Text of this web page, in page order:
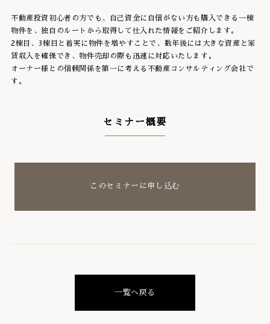
不動産投資初心者の方でも、自己資金に自信がない方も購入できる一棟
物件を、独自のルートから取得して仕入れた情報をご紹介します。
2棟目、3棟目と着実に物件を増やすことで、数年後には大きな資産と家
賃収入を確保でき、物件売却の際も迅速に対応いたします。
オーナー様との信頼関係を第一に考える不動産コンサルティング会社で
す。
セミナー概要
このセミナーに申し込む
一覧へ戻る